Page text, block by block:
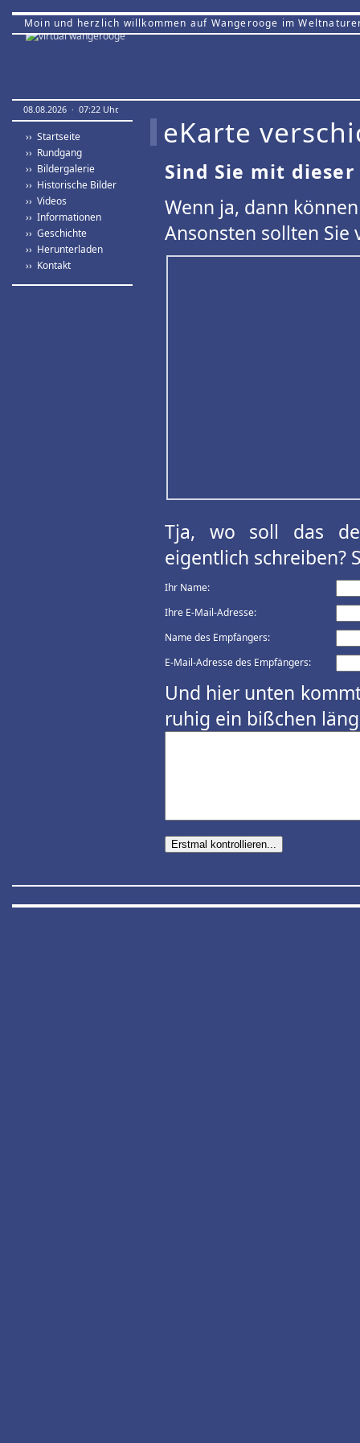
Moin und herzlich willkommen auf Wangerooge im
08.08.2026 · 07:22 Uhr.
›› Startseite
›› Rundgang
›› Bildergalerie
›› Historische Bilder
›› Videos
›› Informationen
›› Geschichte
›› Herunterladen
›› Kontakt
eKarte
Sind Sie mit
Wenn ja, dann
Ansonsten sollten
Tja, wo soll das
eigentlich schreiben?
Ihr Name:
Ihre E-Mail-Adresse:
Name des Empfängers:
E-Mail-Adresse des Empfängers:
Und hier unten
ruhig ein bißchen